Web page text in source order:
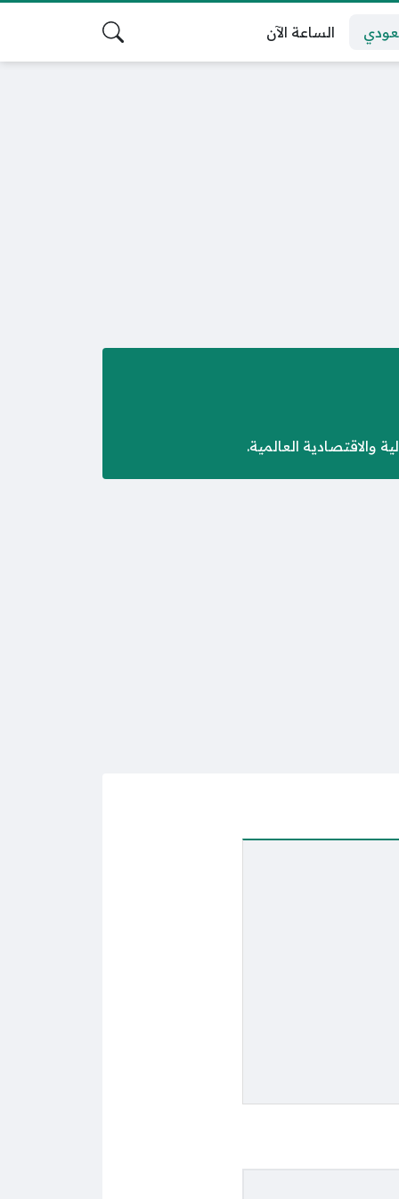
الساعة الآن
والاقتصادية العالمية.